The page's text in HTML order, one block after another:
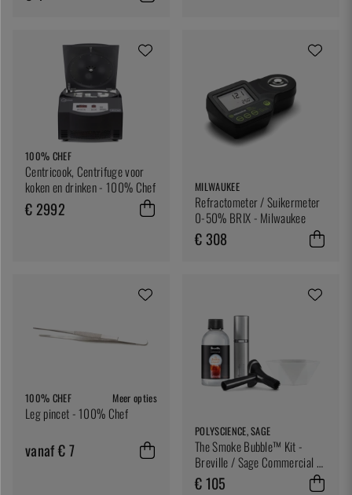
100% CHEF
Centricook, Centrifuge voor
koken en drinken - 100% Chef
€ 2992
MILWAUKEE
Refractometer / Suikermeter
0-50% BRIX - Milwaukee
€ 308
100% CHEF Meer opties
Leg pincet - 100% Chef
vanaf € 7
POLYSCIENCE, SAGE
The Smoke Bubble™ Kit -
Breville / Sage Commercial /
Polyscience
€ 105